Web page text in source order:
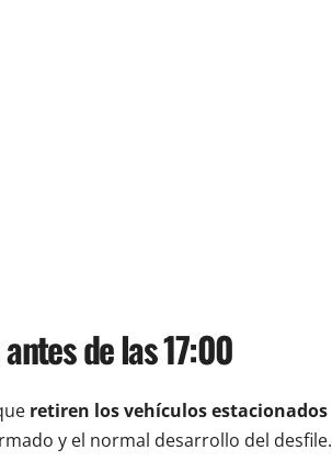
de las 17:00
retiren los vehículos estacionados
y el normal desarrollo del desfile.